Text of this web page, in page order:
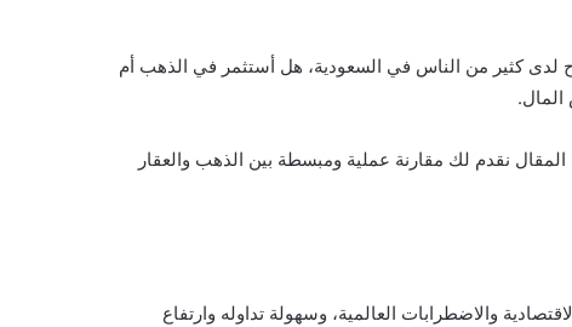
لدى كثير من الناس في السعودية، هل أستثمر في الذهب أم
المال.
نقدم لك مقارنة عملية ومبسطة بين الذهب والعقار
والاضطرابات العالمية، وسهولة تداوله وارتفاع